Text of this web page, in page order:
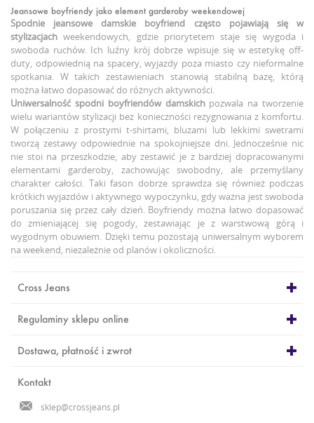
Jeansowe boyfriendy jako element garderoby weekendowej
Spodnie jeansowe damskie boyfriend często pojawiają się
w
stylizacjach weekendowych, gdzie priorytetem staje się wygoda i
swoboda ruchów. Ich luźny krój dobrze wpisuje się w estetykę off-
duty, odpowiednią na spacery, wyjazdy poza miasto czy nieformalne
spotkania. W takich zestawieniach stanowią stabilną bazę, którą
można łatwo dopasować do różnych aktywności.
Uniwersalność spodni boyfriendów damskichpozwala na tworzenie
wielu wariantów stylizacji bez konieczności rezygnowania z komfortu.
W połączeniu z prostymi t-shirtami, bluzami lub lekkimi swetrami
tworzą zestawy odpowiednie na spokojniejsze dni. Jednocześnie nic
nie stoi na przeszkodzie, aby zestawić je z bardziej dopracowanymi
elementami garderoby, zachowując swobodny, ale przemyślany
charakter całości. Taki fason dobrze sprawdza się również podczas
krótkich wyjazdów i aktywnego wypoczynku, gdy ważna jest swoboda
poruszania się przez cały dzień. Boyfriendy można łatwo dopasować
do zmieniającej się pogody, zestawiając je z warstwową górą i
wygodnym obuwiem. Dzięki temu pozostają uniwersalnym wyborem
na weekend, niezależnie od planów i okoliczności.
Cross Jeans
Regulaminy sklepu online
Dostawa, płatność i zwrot
Kontakt
sklep@crossjeans.pl